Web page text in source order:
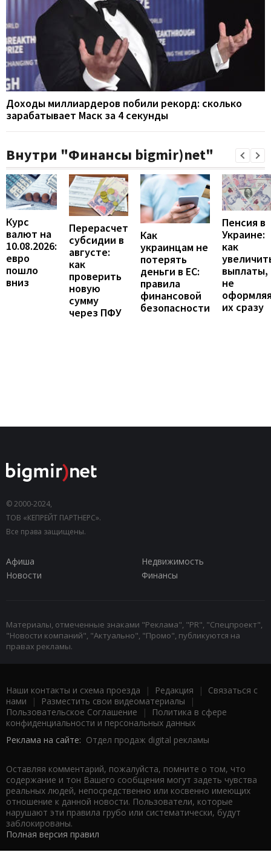
Доходы миллиардеров побили рекорд: сколько
зарабатывает Маск за 4 секунды
Внутри "Финансы bigmir)net"
Курс
валют на
10.08.2026:
евро
пошло
вниз
Перерасчет
субсидии в
августе:
как
проверить
новую
сумму
через ПФУ
Как
украинцам не
потерять
деньги в ЕС:
правила
финансовой
безопасности
Пенсия в
Украине:
как
выплаты,
не
их сразу
© 2000-2024,
ТОВ «КЕПРЕЙТ ПАРТНЕРС».
Все права защищены.
Афиша
Недвижимость
Новости
Финансы
Материалы, отмеченные знаками "Реклама", "PR", "Спецпроект",
"Новости компаний", "Актуально", "Промо", публикуются на
правах рекламы.
Наши контакты и схема проезда | Редакция | Связаться с
нами | Разместить свои видеоматериалы |
Пользовательское Соглашение |
Политика в сфере
конфиденциальности и персональных данных
Реклама на сайте: Отдел продаж digital рекламы
Оставляя комментарий, пожалуйста, помните о том, что
содержание и тон Вашего сообщения могут задеть чувства
реальных людей, непосредственно или косвенно имеющих
отношение к данной новости. Пользователи, которые
нарушают эти правила грубо или систематически, будут
заблокированы.
Полная версия правил